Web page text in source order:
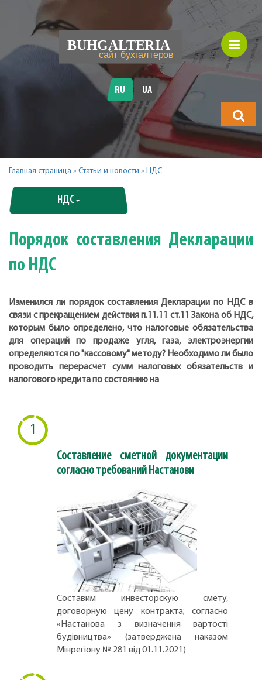
будете
искать?
RU UA
Главная страница » Статьи и новости » НДС
НДС
Порядок составления Декларации
по НДС
Изменился ли порядок составления Декларации по НДС в
связи с прекращением действия п.11.11 ст.11 Закона об НДС,
которым было определено, что налоговые обязательства
для операций по продаже угля, газа, электроэнергии
определяются по "кассовому" методу? Необходимо ли было
проводить перерасчет сумм налоговых обязательств и
налогового кредита по состоянию на
1
Составление сметной документации
согласно требований Настанови
Составим инвесторскую смету,
договорную цену контракта; согласно
«Настанова з визначення вартості
будівництва» (затверджена наказом
Мінрегіону № 281 від 01.11.2021)